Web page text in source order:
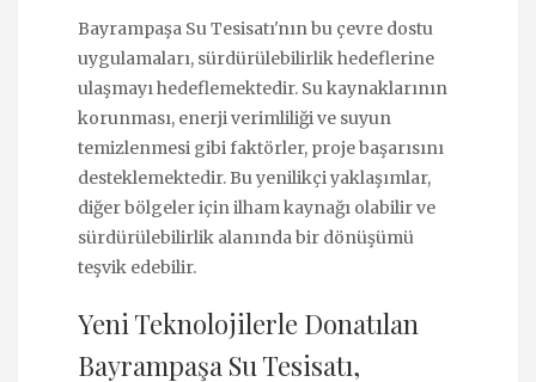
Bayrampaşa Su Tesisatı'nın bu çevre dostu
uygulamaları, sürdürülebilirlik hedeflerine
ulaşmayı hedeflemektedir. Su kaynaklarının
korunması, enerji verimliliği ve suyun
temizlenmesi gibi faktörler, proje başarısını
desteklemektedir. Bu yenilikçi yaklaşımlar,
diğer bölgeler için ilham kaynağı olabilir ve
sürdürülebilirlik alanında bir dönüşümü
teşvik edebilir.
Yeni Teknolojilerle Donatılan
Bayrampaşa Su Tesisatı,